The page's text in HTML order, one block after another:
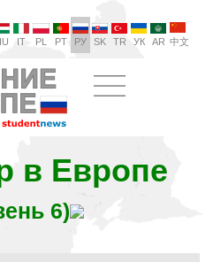
IT PL PT РУ SK TR УК AR 中文
в Европе
6)